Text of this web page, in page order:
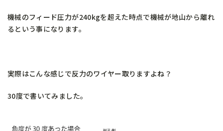
機械のフィード圧力が240kgを超えた時点で機械が地山から離れ
るという事になります。
実際はこんな感じで反力のワイヤー取りますよね？
30度で書いてみました。